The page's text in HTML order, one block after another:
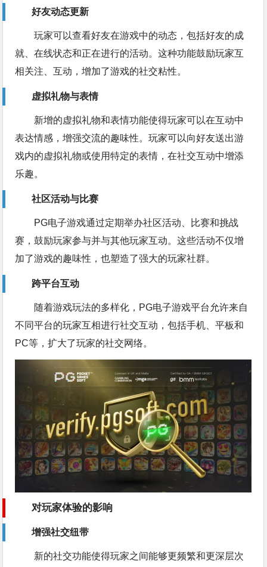
好友动态更新
玩家可以查看好友在游戏中的动态，包括好友的成
就、在线状态和正在进行的活动。这种功能鼓励玩家互
相关注、互动，增加了游戏的社交粘性。
虚拟礼物与表情
新增的虚拟礼物和表情功能使得玩家可以在互动中
表达情感，增强交流的趣味性。玩家可以向好友送出游
戏内的虚拟礼物或使用特定的表情，在社交互动中增添
乐趣。
社区活动与比赛
PG电子游戏通过定期举办社区活动、比赛和挑战
赛，鼓励玩家参与并与其他玩家互动。这些活动不仅增
加了游戏的趣味性，也塑造了强大的玩家社群。
跨平台互动
随着游戏玩法的多样化，PG电子游戏平台允许来自
不同平台的玩家互相进行社交互动，包括手机、平板和
PC等，扩大了玩家的社交网络。
对玩家体验的影响
增强社交纽带
新的社交功能使得玩家之间能够更频繁和更深层次